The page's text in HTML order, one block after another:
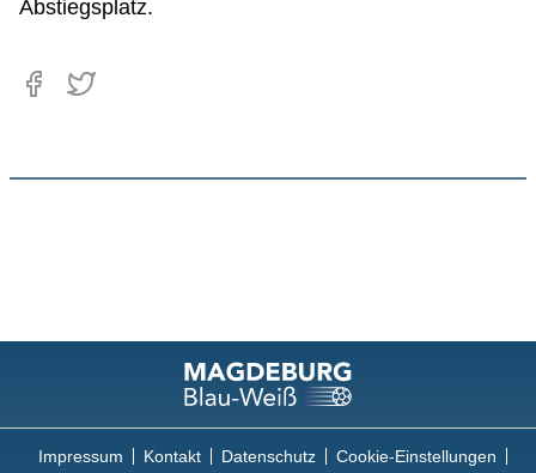
Abstiegsplatz.
Impressum Kontakt Datenschutz Cookie-Einstellungen